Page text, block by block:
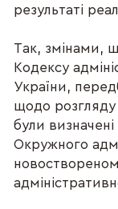
результаті
Так, змінами,
Кодексу
України,
щодо розгляду
були
Окружного